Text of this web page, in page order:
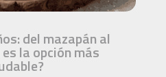
del mazapán al
la opción más